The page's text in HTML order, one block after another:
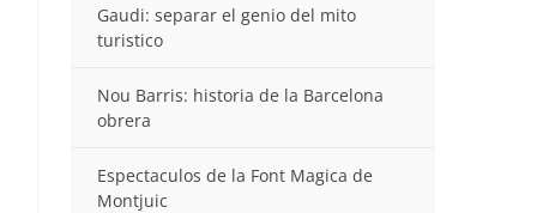
Gaudi: separar el genio del mito
turistico
Nou Barris: historia de la Barcelona
obrera
Espectaculos de la Font Magica de
Montjuic